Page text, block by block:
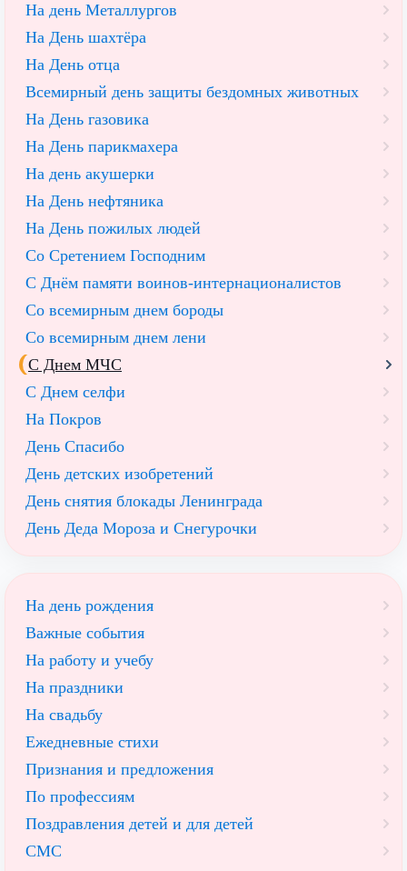
На день Металлургов
На День шахтёра
На День отца
Всемирный день защиты бездомных животных
На День газовика
На День парикмахера
На день акушерки
На День нефтяника
На День пожилых людей
Со Сретением Господним
С Днём памяти воинов-интернационалистов
Со всемирным днем бороды
Со всемирным днем лени
С Днем МЧС
С Днем селфи
На Покров
День Спасибо
День детских изобретений
День снятия блокады Ленинграда
День Деда Мороза и Снегурочки
На день рождения
Важные события
На работу и учебу
На праздники
На свадьбу
Ежедневные стихи
Признания и предложения
По профессиям
Поздравления детей и для детей
СМС